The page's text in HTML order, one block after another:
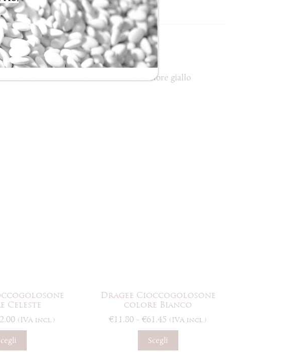
(0)
contrastante. Confettatura di colore giallo
Celeste
Fascia
di
prezzo:
(IVA incl.)
Questo
prodotto
Dragee Cioccogolosone
colore Bianco
€11,80 - €61,45 Fascia
di
prezzo:
(IVA incl.)
Scegli
Questo
prodotto